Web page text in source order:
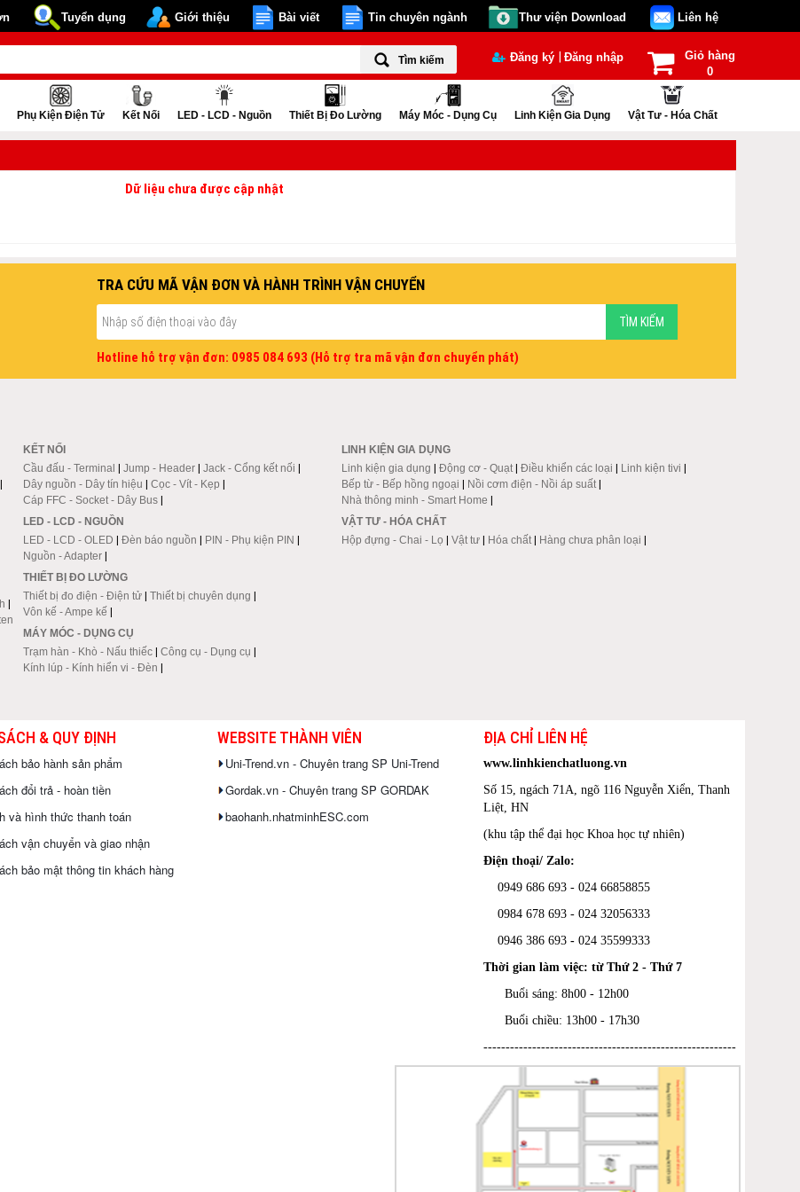
Tuyển dụng Giới thiệu Bài viết Tin chuyên ngành Thư viện Download Liên hệ
Tìm kiếm Đăng ký |Đăng nhập
Giỏ hàng
0
Phụ Kiện Điện Tử Kết Nối LED - LCD - Nguồn Thiết Bị Đo Lường Máy Móc - Dụng Cụ Linh Kiện Gia Dụng Vật Tư - Hóa Chất
Dữ liệu chưa được cập nhật
TRA CỨU MÃ VẬN ĐƠN VÀ HÀNH TRÌNH VẬN CHUYỂN
Hotline hỗ trợ vận đơn: 0985 084 693 (Hỗ trợ tra mã vận đơn chuyển phát)
|
KẾT NỐI
Cầu đấu - Terminal | Jump - Header| Jack - Cổng kết nối |
Dây nguồn - Dây tín hiệu | Cọc - Vít - Kẹp |
Cáp FFC - Socket - Dây Bus|
LED - LCD - NGUỒN
LED - LCD - OLED | Đèn báo nguồn | PIN - Phụ kiện PIN |
Nguồn - Adapter|
THIẾT BỊ ĐO LƯỜNG
Thiết bị đo điện - Điện tử| Thiết bị chuyên dụng |
Vôn kế - Ampe kế |
MÁY MÓC - DỤNG CỤ
Trạm hàn - Khò - Nấu thiếc| Công cụ - Dụng cụ |
Kính lúp - Kính hiển vi - Đèn |
LINH KIỆN GIA DỤNG
Linh kiện gia dụng |Động cơ - Quạt |Điều khiển các loại | Linh kiện tivi |
Bếp từ - Bếp hồng ngoại | Nồi cơm điện - Nồi áp suất |
Nhà thông minh - Smart Home |
VẬT TƯ - HÓA CHẤT
Hộp đựng - Chai - Lọ |Vật tư | Hóa chất | Hàng chưa phân loại |
& QUY ĐỊNH
bảo hành sản phẩm
đổi trả - hoàn tiền
và hình thức thanh toán
vận chuyển và giao nhận
bảo mật thông tin khách hàng
WEBSITE THÀNH VIÊN
Uni-Trend.vn - Chuyên trang SP Uni-Trend
Gordak.vn - Chuyên trang SP GORDAK
baohanh.nhatminhESC.com
ĐỊA CHỈ LIÊN HỆ
www.linhkienchatluong.vn
Số 15, ngách 71A, ngõ 116 Nguyễn Xiển, Thanh
Liệt, HN
(khu tập thể đại học Khoa học tự nhiên)
Điện thoại/ Zalo:
0949 686 693 - 024 66858855
0984 678 693 - 024 32056333
0946 386 693 - 024 35599333
Thời gian làm việc: từ Thứ 2 - Thứ 7
Buổi sáng: 8h00 - 12h00
Buổi chiều: 13h00 - 17h30
---------------------------------------------------------